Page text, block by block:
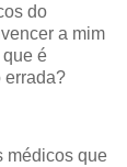
do
a mim
é
errada?
médicos que